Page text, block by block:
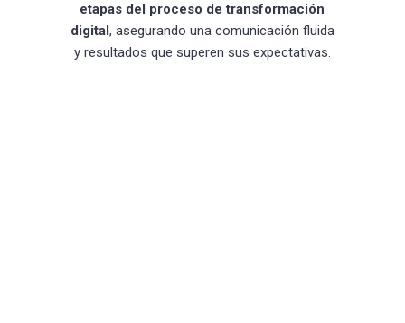
etapas del proceso de transformación
digital, asegurando una comunicación fluida
y resultados que superen sus expectativas.